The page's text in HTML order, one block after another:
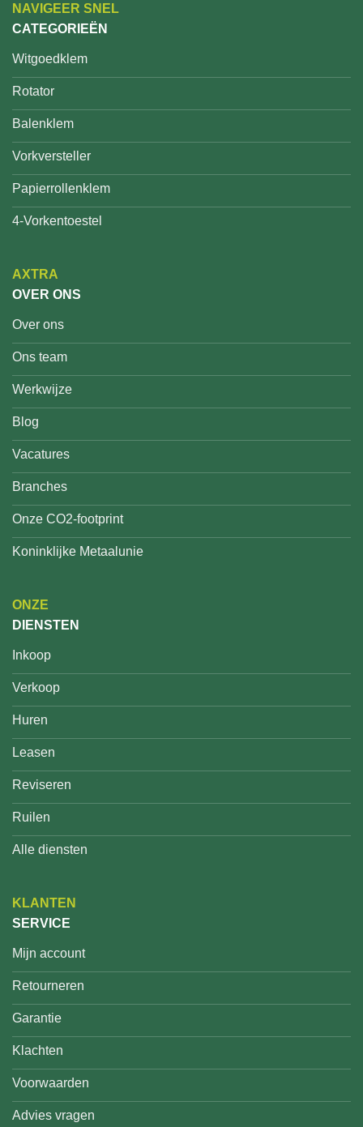
NAVIGEER SNEL
CATEGORIEËN
Witgoedklem
Rotator
Balenklem
Vorkversteller
Papierrollenklem
4-Vorkentoestel
AXTRA
OVER ONS
Over ons
Ons team
Werkwijze
Blog
Vacatures
Branches
Onze CO2-footprint
Koninklijke Metaalunie
ONZE
DIENSTEN
Inkoop
Verkoop
Huren
Leasen
Reviseren
Ruilen
Alle diensten
KLANTEN
SERVICE
Mijn account
Retourneren
Garantie
Klachten
Voorwaarden
Advies vragen